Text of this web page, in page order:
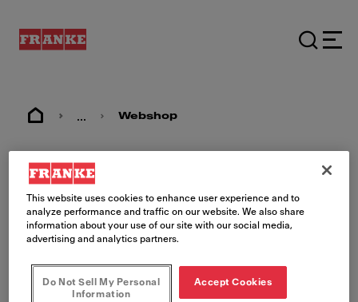
... Webshop
Webshop
This website uses cookies to enhance user experience and to
analyze performance and traffic on our website. We also share
information about your use of our site with our social media,
advertising and analytics partners.
Do Not Sell My Personal
Information
Accept Cookies